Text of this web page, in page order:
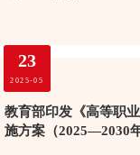
教育部印发《高等职
施方案（2025—2030
23
2025-05